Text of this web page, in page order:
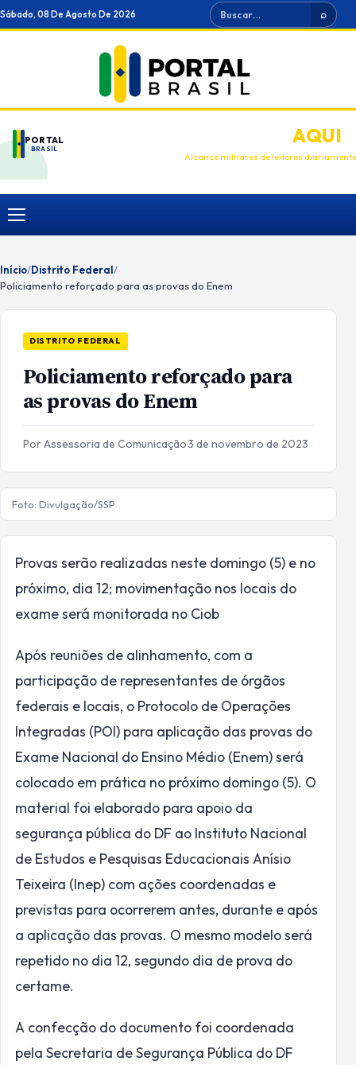
Ir
para
Sábado, 08 De Agosto De 2026 Buscar ⌕
PORTAL
BRASIL
ANUNCIEAQUI
Alcance milhares de leitores diariamente
Menu
Início/Distrito Federal/
Policiamento reforçado para as provas do Enem
DISTRITO FEDERAL
Policiamento reforçado para
as provas do Enem
Por Assessoria de Comunicação·3 de novembro de 2023
Foto: Divulgação/SSP
Provas serão realizadas neste domingo (5) e no
próximo, dia 12; movimentação nos locais do
exame será monitorada no Ciob
Após reuniões de alinhamento, com a
participação de representantes de órgãos
federais e locais, o Protocolo de Operações
Integradas (POI) para aplicação das provas do
Exame Nacional do Ensino Médio (Enem) será
colocado em prática no próximo domingo (5). O
material foi elaborado para apoio da
segurança pública do DF ao Instituto Nacional
de Estudos e Pesquisas Educacionais Anísio
Teixeira (Inep) com ações coordenadas e
previstas para ocorrerem antes, durante e após
a aplicação das provas. O mesmo modelo será
repetido no dia 12, segundo dia de prova do
certame.
A confecção do documento foi coordenada
pela Secretaria de Segurança Pública do DF